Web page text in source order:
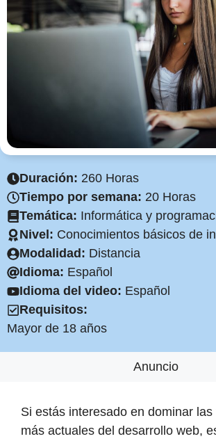
Duración: 260 Horas
Tiempo por semana: 20 Horas
Temática: Informática y
Nivel: Conocimientos básicos de
Modalidad: Distancia
Idioma: Español
Idioma del video: Español
Requisitos:
Mayor de 18 años
Anuncio
Si estás interesado en dominar
más actuales del desarrollo web,